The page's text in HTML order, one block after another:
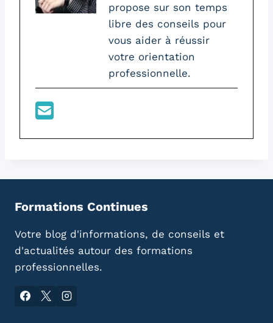
propose sur son temps
libre des conseils pour
vous aider à réussir
votre orientation
professionnelle.
Formations Continues
Votre blog d'informations, de conseils et
d'actualités autour des formations
professionnelles.